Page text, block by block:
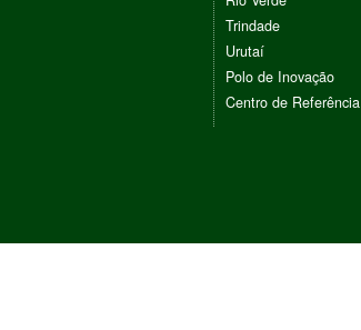
Trindade
Urutaí
Polo de Inovação
Centro de Referência